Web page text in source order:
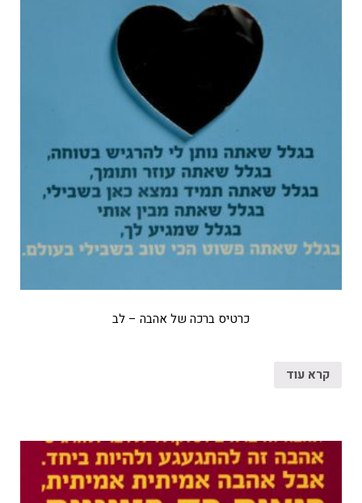
כרטיס ברכה של אהבה – לב
קרא עוד